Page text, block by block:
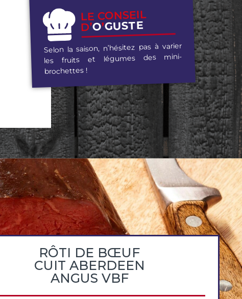
LE CONSEIL
D’O’GUSTE
Selon la saison, n’hésitez pas à varier
les fruits et légumes des mini-
brochettes !
RÔTI DE BŒUF
CUIT ABERDEEN
ANGUS VBF